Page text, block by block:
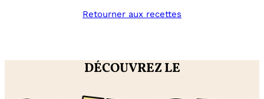
/
Retourner aux recettes
DÉCOUVREZ LE